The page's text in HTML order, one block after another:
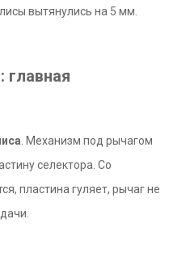
вытянулись на 5 мм.
главная
. Механизм под рычагом
селектора. Со
пластина гуляет, рычаг не